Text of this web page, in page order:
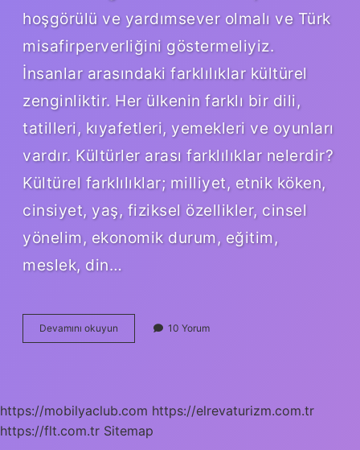
hoşgörülü ve yardımsever olmalı ve Türk
misafirperverliğini göstermeliyiz.
İnsanlar arasındaki farklılıklar kültürel
zenginliktir. Her ülkenin farklı bir dili,
tatilleri, kıyafetleri, yemekleri ve oyunları
vardır. Kültürler arası farklılıklar nelerdir?
Kültürel farklılıklar; milliyet, etnik köken,
cinsiyet, yaş, fiziksel özellikler, cinsel
yönelim, ekonomik durum, eğitim,
meslek, din…
Devamını okuyun Insanların
Farklı
Nedir
10 Yorum
https://mobilyaclub.com https://elrevaturizm.com.tr
https://flt.com.tr Sitemap